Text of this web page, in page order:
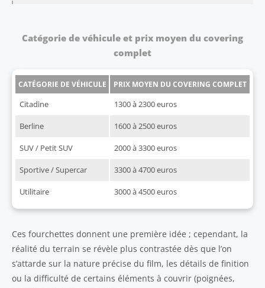
Catégorie de véhicule et prix moyen du covering
complet
CATÉGORIE DE VÉHICULE PRIX MOYEN DU COVERING COMPLET
Citadine 1300 à 2300 euros
Berline 1600 à 2500 euros
SUV / Petit SUV 2000 à 3300 euros
Sportive / Supercar 3300 à 4700 euros
Utilitaire 3000 à 4500 euros
Ces fourchettes donnent une première idée ; cependant, la
réalité du terrain se révèle plus contrastée dès que l’on
s’attarde sur la nature précise du film, les détails de finition
ou la difficulté de certains éléments à couvrir (poignées,